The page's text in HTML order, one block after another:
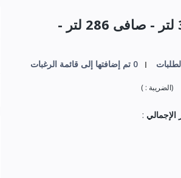
ديب فريزر بيكو 8 درج 314 لتر - صافى 286 لتر -
0 تم إضافتها إلى قائمة الرغبات
(الضريبة : )
الإجمالي :